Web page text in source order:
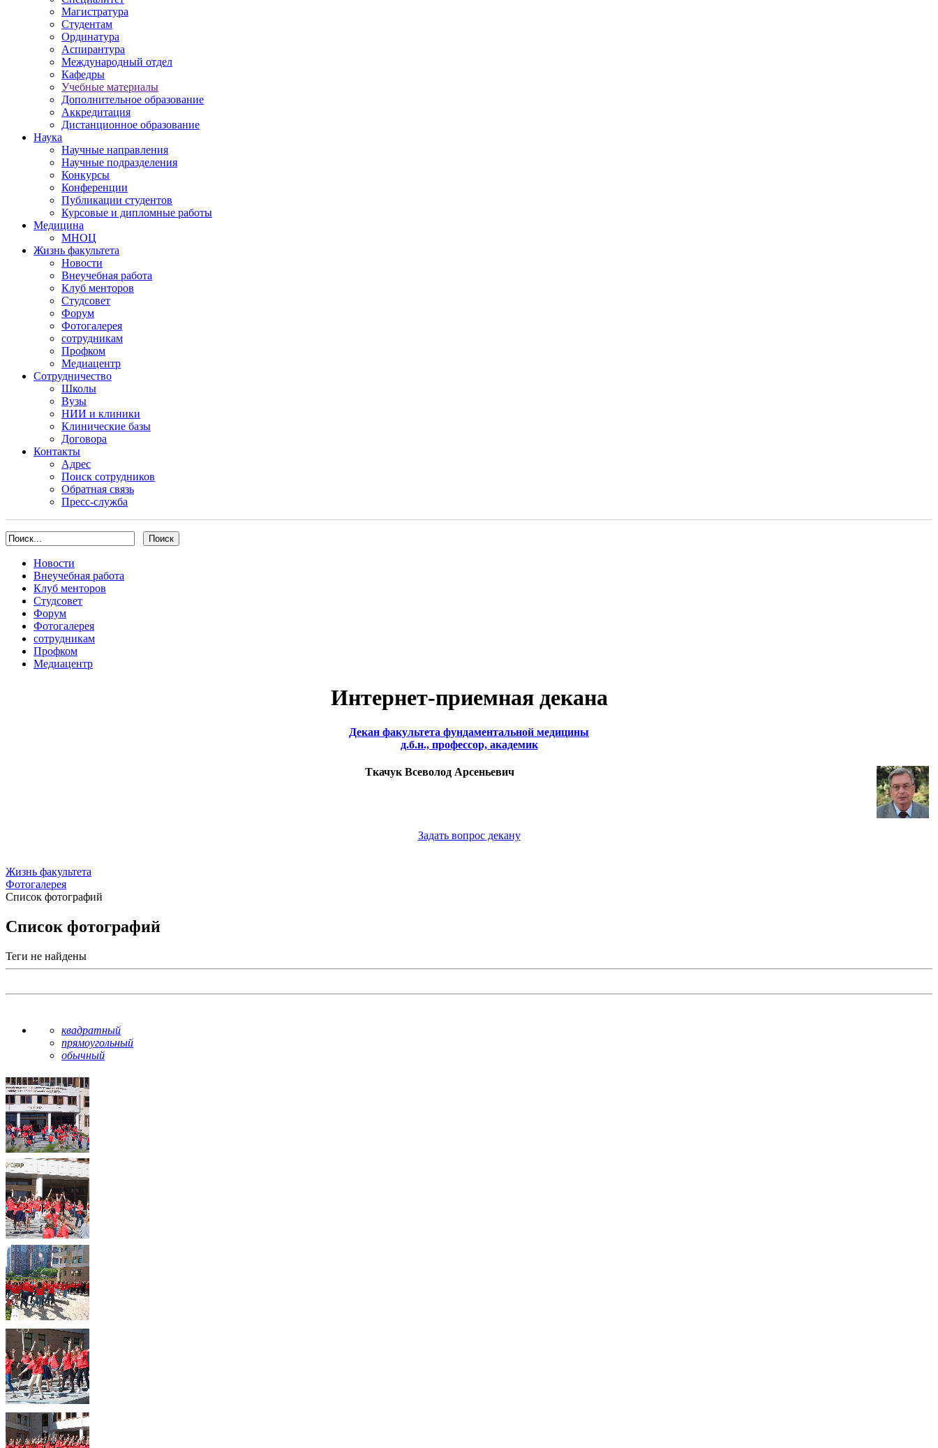
Магистратура
Студентам
Ординатура
Аспирантура
Международный отдел
Кафедры
Учебные материалы
Дополнительное образование
Аккредитация
Дистанционное образование
Наука
Научные направления
Научные подразделения
Конкурсы
Конференции
Публикации студентов
Курсовые и дипломные работы
Медицина
МНОЦ
Жизнь факультета
Новости
Внеучебная работа
Клуб менторов
Студсовет
Форум
Фотогалерея
сотрудникам
Профком
Медиацентр
Сотрудничество
Школы
Вузы
НИИ и клиники
Клинические базы
Договора
Контакты
Адрес
Поиск сотрудников
Обратная связь
Пресс-служба
Новости
Внеучебная работа
Клуб менторов
Студсовет
Форум
Фотогалерея
сотрудникам
Профком
Медиацентр
Интернет-приемная декана
Декан факультета фундаментальной медицины
д.б.н., профессор, академик
Ткачук Всеволод Арсеньевич
Задать вопрос декану
Жизнь факультета
Фотогалерея
Список фотографий
Список фотографий
Теги не найдены
квадратный
прямоугольный
обычный